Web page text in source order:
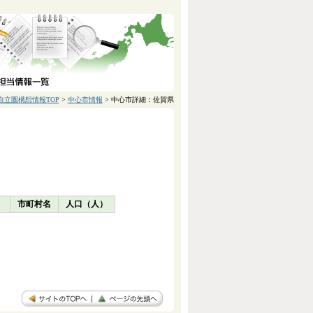
立圏構想情報TOP > 中心市情報 > 中心市詳細：佐賀県
市町村名 人口（人）